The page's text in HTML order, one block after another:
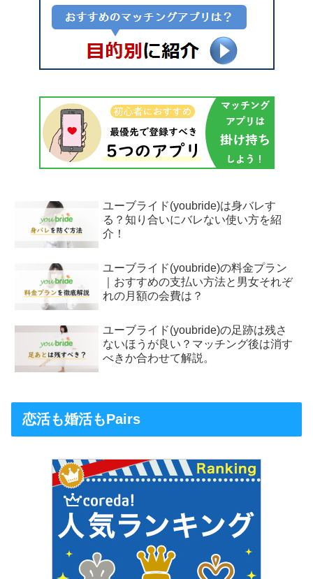
ユーブライド(youbride)は身バレす
る？知り合いにバレない使い方を紹
介！
ユーブライド(youbride)の料金プラン
｜おすすめの支払い方法と男女それぞ
れの月額の会費は？
ユーブライド(youbride)の足跡は残さ
ないほうが良い？マッチング後は消す
べきか合わせて解説。
恋活も婚活もPairs